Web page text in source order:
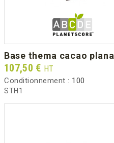
base thema cacao plana
Prix
107,50 € HT
Conditionnement : 100
STH1